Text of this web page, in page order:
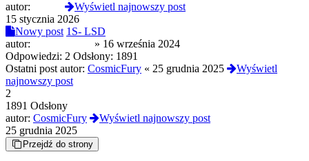
autor:
Wyświetl najnowszy post
15 stycznia 2026
Nowy post 1S- LSD
autor:
» 16 września 2024
Odpowiedzi: 2 Odsłony: 1891
Ostatni post autor: CosmicFury « 25 grudnia 2025
Wyświetl
najnowszy post
2
1891 Odsłony
autor: CosmicFury
Wyświetl najnowszy post
25 grudnia 2025
Przejdź do strony